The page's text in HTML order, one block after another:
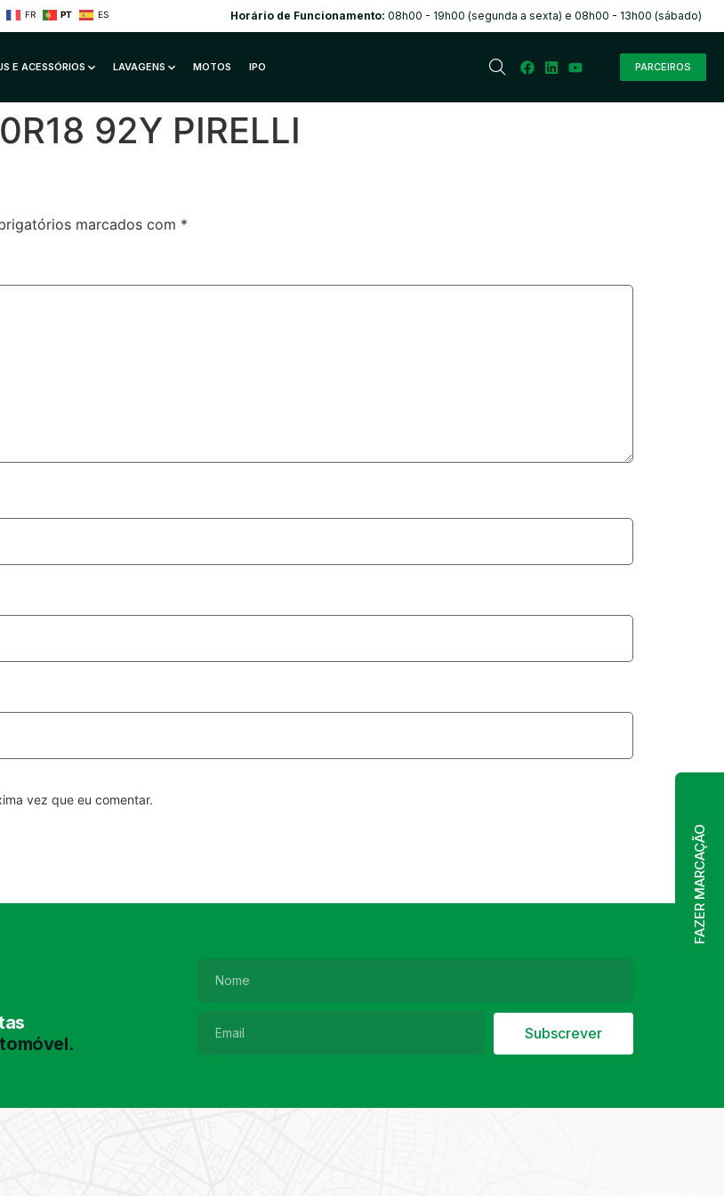
FR PT ES Horário de Funcionamento: 08h00 - 19h00 (segunda a sexta) e 08h00 - 13h00 (sábado)
FAZER MARCAÇÃO
E ACESSÓRIOS LAVAGENS MOTOS IPO PARCEIROS
92Y PIRELLI
marcados com *
vez que eu comentar.
Subscrever
Pesquisa de